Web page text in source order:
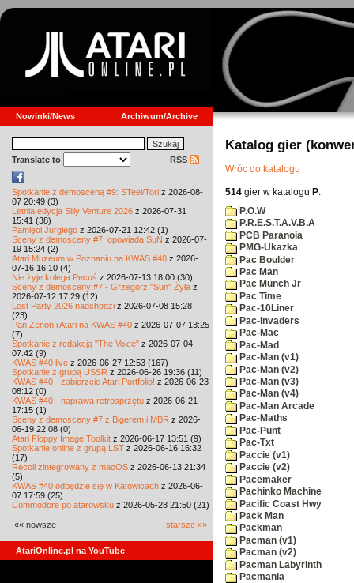
Nowinki/News Archiwum/Archive
Translate to RSS
Spotkanie z demosceną #9: STeel/Tori z 2026-08-
07 20:49 (3)
Letnia edycja Silly Venture 2026 z 2026-07-31
15:41 (38)
Pamięci Jurgiego z 2026-07-21 12:42 (1)
Sceny z demosceny #7: opowiada SuN z 2026-07-
19 15:24 (2)
Atari Muzeum w Poznaniu na KWAS #40 z 2026-
07-16 16:10 (4)
Nie żyje kolega Pecuś z 2026-07-13 18:00 (30)
Sceny z demosceny #7 - Grzegorz "Sun" Żyła z
2026-07-12 17:29 (12)
Lost Party 2026 nadchodzi z 2026-07-08 15:28
(23)
Pan Zenon i Atari na KWAS #40 z 2026-07-07 13:25
(7)
Spotkanie z redakcją "The Voice" z 2026-07-04
07:42 (9)
KWAS #40 live z 2026-06-27 12:53 (167)
Spotkanie z grupą USSR z 2026-06-26 19:36 (11)
KWAS #40 - zabierzcie Atari Portfolio! z 2026-06-23
08:12 (0)
KWAS #40 - naprawa retrosprzętu z 2026-06-21
17:15 (1)
Sceny z demosceny #7 z Bigerem i MBR z 2026-
06-19 22:08 (0)
Atari Floppy Image Toolkit z 2026-06-17 13:51 (9)
Spotkanie online z grupą LST z 2026-06-16 16:32
(17)
Recoil zintegrowany z macOS z 2026-06-13 21:34
(5)
KWAS #40 odbędzie się w Katowicach z 2026-06-
07 17:59 (25)
Commodore po atarowsku z 2026-05-28 21:50 (21)
«« nowsze starsze »»
AtariOnline.pl na YouTube
Katalog gier
Wróc do katalogu
514 gier w katalogu P:
P.O.W
P.R.E.S.T.A.V.B.A
PCB Paranoia
PMG-Ukazka
Pac Boulder
Pac Man
Pac Munch Jr
Pac Time
Pac-10Liner
Pac-Invaders
Pac-Mac
Pac-Mad
Pac-Man (v1)
Pac-Man (v2)
Pac-Man (v3)
Pac-Man (v4)
Pac-Man Arcade
Pac-Maths
Pac-Punt
Pac-Txt
Paccie (v1)
Paccie (v2)
Pacemaker
Pachinko Machine
Pacific Coast Hwy
Pack Man
Packman
Pacman (v1)
Pacman (v2)
Pacman Labyrinth
Pacmania